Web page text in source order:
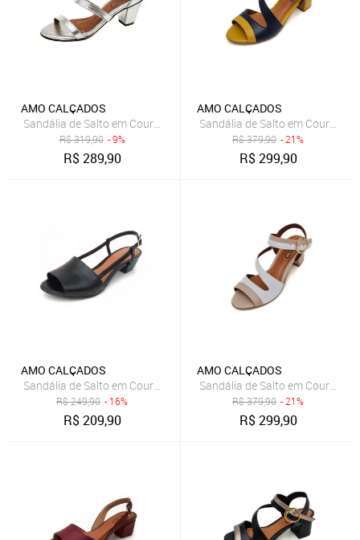
AMO CALÇADOS
Sandália de Salto em Couro Amo Calçados Taty Prata
R$319,90 - 9%
R$289,90
AMO CALÇADOS
Sandália de Salto em Couro
R$379,90 - 21%
R$299,90
AMO CALÇADOS
Sandália de Salto em Couro Amo Calçados Mimi Preta
R$249,90 - 16%
R$209,90
AMO CALÇADOS
Sandália de Salto em Couro
R$379,90 - 21%
R$299,90